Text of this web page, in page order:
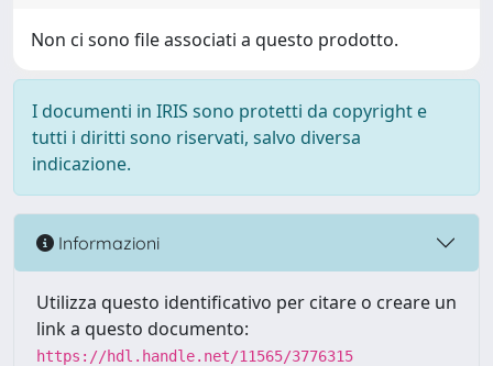
Non ci sono file associati a questo prodotto.
I documenti in IRIS sono protetti da copyright e
tutti i diritti sono riservati, salvo diversa
indicazione.
Informazioni
Utilizza questo identificativo per citare o creare un
link a questo documento:
https://hdl.handle.net/11565/3776315